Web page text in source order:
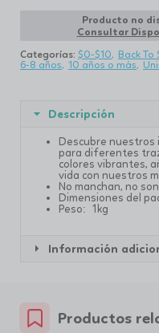
Producto no
Consultar
Categorías: $0-$10 Back To
6-8 años
10 años o más
Descripción
Descubre nuestros
para diferentes
colores vibrantes,
vida con nuestros
No manchan, no
Dimensiones del
Peso: 1kg
Información
Productos